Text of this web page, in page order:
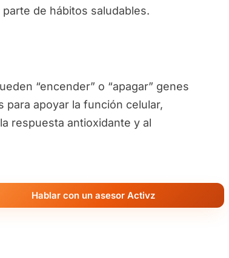
de hábitos saludables.
“encender” o “apagar” genes
apoyar la función celular,
respuesta antioxidante y al
Hablar con un asesor Activz